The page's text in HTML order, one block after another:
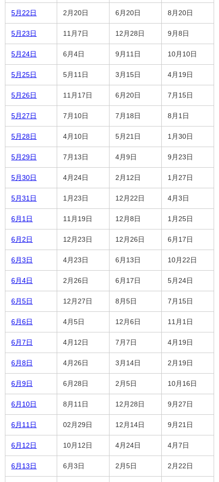
5月22日 2月20日 6月20日 8月20日
5月23日 11月7日 12月28日 9月8日
5月24日 6月4日 9月11日 10月10日
5月25日 5月11日 3月15日 4月19日
5月26日 11月17日 6月20日 7月15日
5月27日 7月10日 7月18日 8月1日
5月28日 4月10日 5月21日 1月30日
5月29日 7月13日 4月9日 9月23日
5月30日 4月24日 2月12日 1月27日
5月31日 1月23日 12月22日 4月3日
6月1日 11月19日 12月8日 1月25日
6月2日 12月23日 12月26日 6月17日
6月3日 4月23日 6月13日 10月22日
6月4日 2月26日 6月17日 5月24日
6月5日 12月27日 8月5日 7月15日
6月6日 4月5日 12月6日 11月1日
6月7日 4月12日 7月7日 4月19日
6月8日 4月26日 3月14日 2月19日
6月9日 6月28日 2月5日 10月16日
6月10日 8月11日 12月28日 9月27日
6月11日 02月29日 12月14日 9月21日
6月12日 10月12日 4月24日 4月7日
6月13日 6月3日 2月5日 2月22日